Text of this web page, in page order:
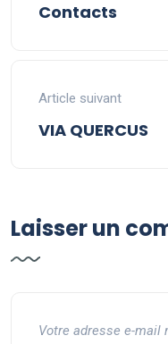
Contacts
Article suivant
VIA QUERCUS
Laisser un
Votre adresse e-mail